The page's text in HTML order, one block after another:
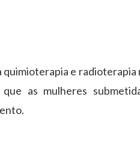
e radioterapia
as mulheres